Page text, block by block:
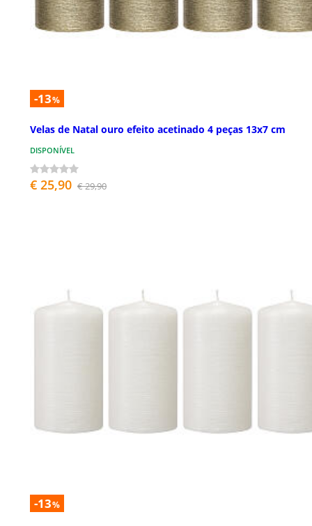
-13%
Velas de Natal ouro efeito acetinado 4 peças 13x7 cm
DISPONÍVEL
€ 25,90 € 29,90
-13%